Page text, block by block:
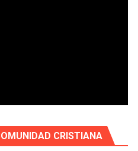
CRISTIANA